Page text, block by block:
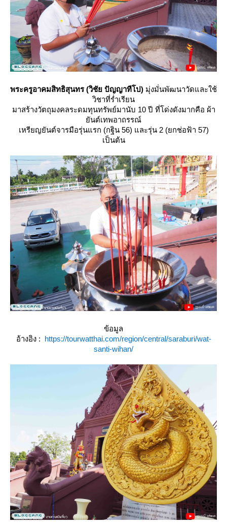
พระครูอาคมสิทธิสุนทร (วิชัย ปัญญาทีโป) มุ่งมั่นพัฒนาวัดและใช้
วิชาที่ร่ำเรียน
มาสร้างวัตถุมงคลระดมทุนทรัพย์มานับ 10 ปี ที่โด่งดังมากคือ ผ้า
ันต์เทพอาถรรณ์
เหรียญยันต์จารมือรุ่นแรก (กฐิน 56) และรุ่น 2 (ยกช่อฟ้า 57)
เป็นต้น
ข้อมูล
อ้างอิง : https://tourwatthai.com/region/central/saraburi/wat-
santi-wihan/